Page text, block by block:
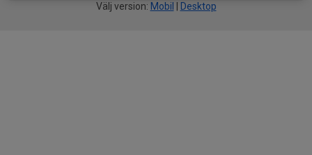
Välj version: Mobil Desktop